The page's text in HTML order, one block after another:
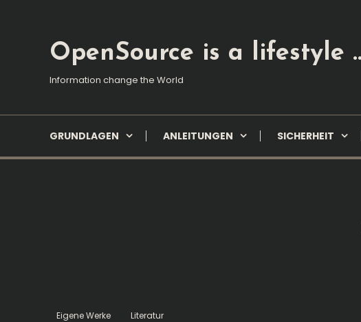
OpenSource is a lifestyle
Information change the World
GRUNDLAGEN ANLEITUNGEN SICHERHEIT
Eigene Werke Literatur